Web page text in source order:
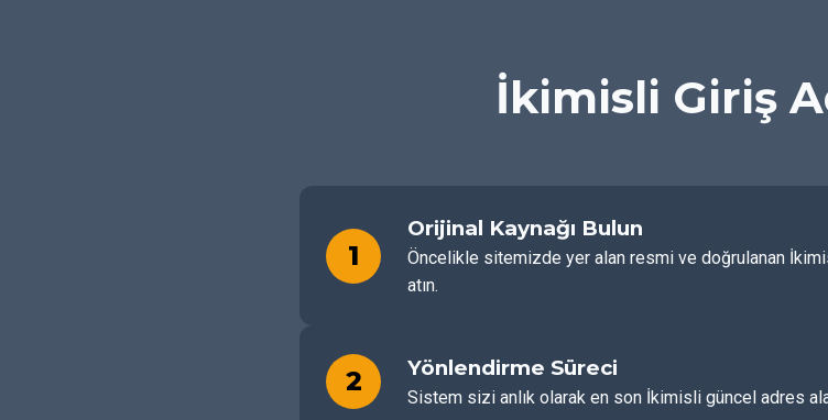
İkimisli Giriş
1
Orijinal Kaynağı Bulun
Öncelikle sitemizde yer alan resmi ve doğrulanan
atın.
2 Yönlendirme Süreci
Sistem sizi anlık olarak en son İkimisli güncel adres